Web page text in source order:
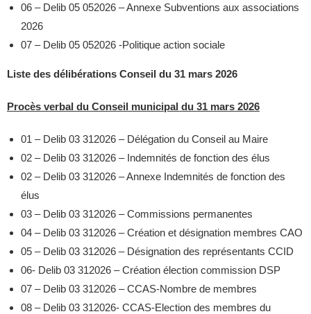
06 – Delib 05 052026 – Annexe Subventions aux associations
2026
07 – Delib 05 052026 -Politique action sociale
Liste des délibérations Conseil du 31 mars 2026
Procès verbal du Conseil municipal du 31 mars 2026
01 – Delib 03 312026 – Délégation du Conseil au Maire
02 – Delib 03 312026 – Indemnités de fonction des élus
02 – Delib 03 312026 – Annexe Indemnités de fonction des
élus
03 – Delib 03 312026 – Commissions permanentes
04 – Delib 03 312026 – Création et désignation membres CAO
05 – Delib 03 312026 – Désignation des représentants CCID
06- Delib 03 312026 – Création élection commission DSP
07 – Delib 03 312026 – CCAS-Nombre de membres
08 – Delib 03 312026- CCAS-Election des membres du